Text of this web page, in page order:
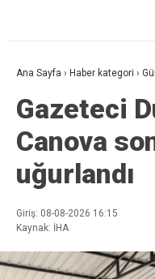
Ana Sayfa › Haber kategori ›
Gazeteci
Canova
uğurlandı
Giriş: 08-08-2026 16:15
Kaynak: İHA